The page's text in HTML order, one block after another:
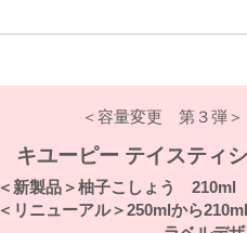
＜容量変更 第３弾＞
キユーピー テイスティ
＜新製品＞柚子こしょう 210ml
＜リニューアル＞250mlから